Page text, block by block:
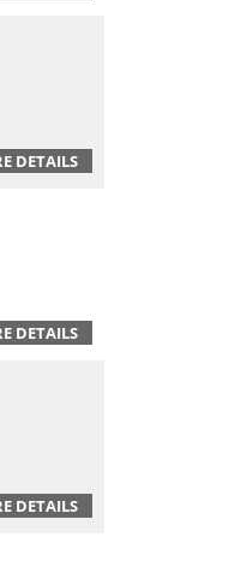
DETAILS
DETAILS
DETAILS